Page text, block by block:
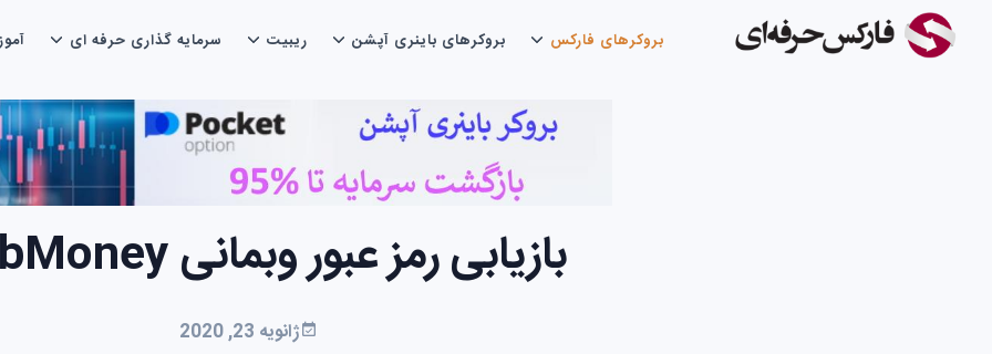
بروکرهای فارکس بروکرهای باینری آپشن ریبیت سرمایه گذاری حرفه ای
بازیابی رمز عبور وبمانی WebMoney
ژانویه 23, 2020